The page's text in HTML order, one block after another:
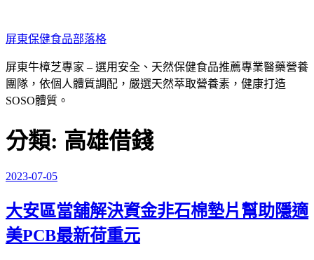
至
主
要
內
容
屏東保健食品部落格
屏東牛樟芝專家 – 選用安全、天然保健食品推薦專業醫藥營養
團隊，依個人體質調配，嚴選天然萃取營養素，健康打造
SOSO體質。
分類: 高雄借錢
發
於
2023-07-05
大安區當舖解決資金非石棉墊片幫助隱適
美PCB最新荷重元